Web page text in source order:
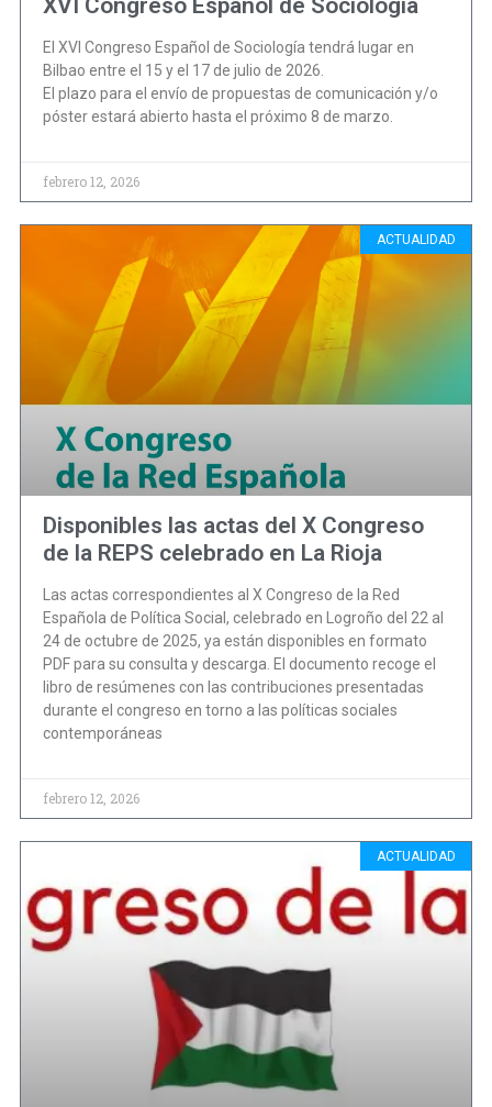
El XVI Congreso Español de Sociología tendrá lugar en
Bilbao entre el 15 y el 17 de julio de 2026.
El plazo para el envío de propuestas de comunicación y/o
póster estará abierto hasta el próximo 8 de marzo.
febrero 12, 2026
ACTUALIDAD
Disponibles las actas del X Congreso
de la REPS celebrado en La Rioja
Las actas correspondientes al X Congreso de la Red
Española de Política Social, celebrado en Logroño del 22 al
24 de octubre de 2025, ya están disponibles en formato
PDF para su consulta y descarga. El documento recoge el
libro de resúmenes con las contribuciones presentadas
durante el congreso en torno a las políticas sociales
contemporáneas
febrero 12, 2026
ACTUALIDAD